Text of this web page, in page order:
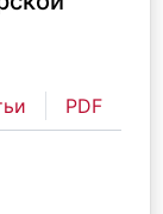
PDF